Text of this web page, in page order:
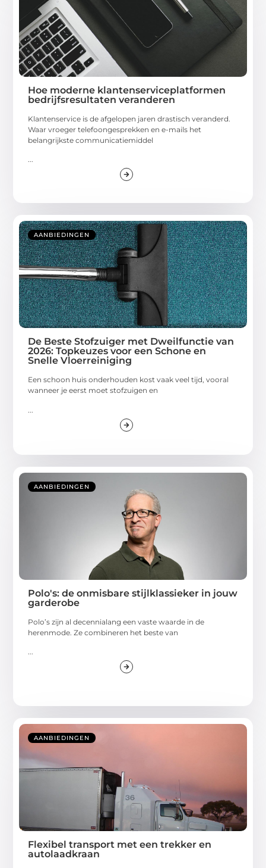
Hoe moderne klantenserviceplatformen
bedrijfsresultaten veranderen
Klantenservice is de afgelopen jaren drastisch veranderd.
Waar vroeger telefoongesprekken en e-mails het
belangrijkste communicatiemiddel
...
AANBIEDINGEN
De Beste Stofzuiger met Dweilfunctie van
2026: Topkeuzes voor een Schone en
Snelle Vloerreiniging
Een schoon huis onderhouden kost vaak veel tijd, vooral
wanneer je eerst moet stofzuigen en
AANBIEDINGEN
Polo's: de onmisbare stijlklassieker in jouw
garderobe
Polo’s zijn al decennialang een vaste waarde in de
herenmode. Ze combineren het beste van
...
AANBIEDINGEN
Flexibel transport met een trekker en
autolaadkraan